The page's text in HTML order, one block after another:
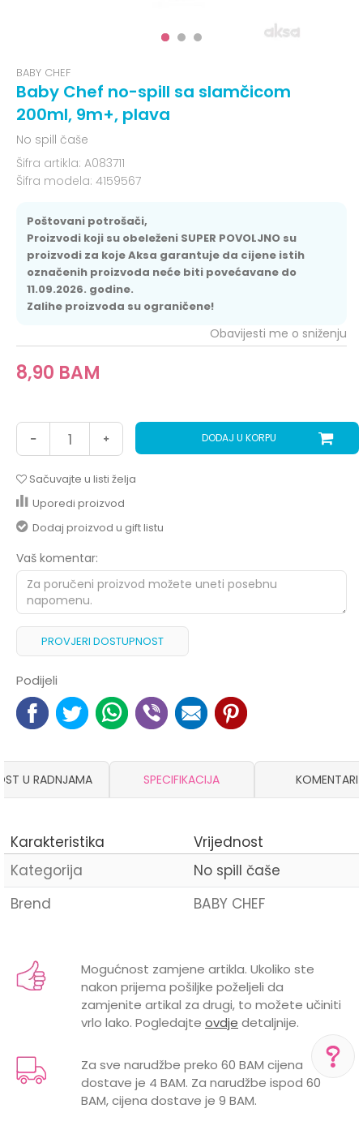
BABY CHEF
Baby Chef no-spill sa slamčicom
200ml, 9m+, plava
No spill čaše
Šifra artikla: A083711
Šifra modela: 4159567
Poštovani potrošači,
Proizvodi koji su obeleženi SUPER POVOLJNO su
proizvodi za koje Aksa garantuje da cijene istih
označenih proizvoda neće biti povećavane do
11.09.2026. godine.
Zalihe proizvoda su ograničene!
8,90 BAM
Obavijesti me o sniženju
DODAJ U KORPU
Sačuvajte u listi želja
Uporedi proizvod
Dodaj proizvod u gift listu
Vaš komentar:
PROVJERI DOSTUPNOST
Podijeli
POMOĆ PRI KUPOVINI
U RADNJAMA SPECIFIKACIJA KOMENTARI
Karakteristika
Vrijednost
Kategorija
No spill čaše
Brend
BABY CHEF
Email
Mogućnost zamjene artikla. Ukoliko ste
nakon prijema pošiljke poželjeli da
zamjenite artikal za drugi, to možete učiniti
vrlo lako. Pogledajte ovdje detaljnije.
Za sve narudžbe preko 60 BAM cijena
dostave je 4 BAM. Za narudžbe ispod 60
BAM, cijena dostave je 9 BAM.